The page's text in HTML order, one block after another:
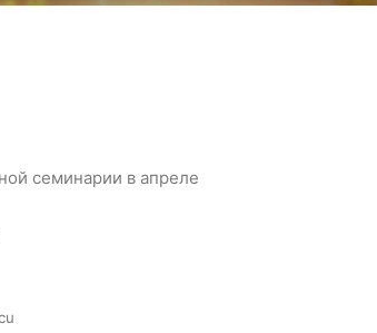
семинарии в апреле